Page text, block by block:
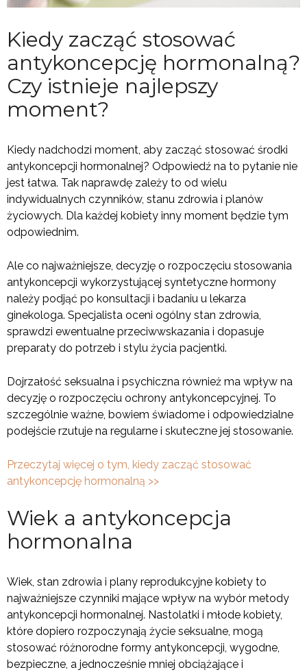
Kiedy zacząć stosować
antykoncepcję hormonalną?
Czy istnieje najlepszy
moment?
Kiedy nadchodzi moment, aby zacząć stosować środki
antykoncepcji hormonalnej? Odpowiedź na to pytanie nie
jest łatwa. Tak naprawdę zależy to od wielu
indywidualnych czynników, stanu zdrowia i planów
życiowych. Dla każdej kobiety inny moment będzie tym
odpowiednim.
Ale co najważniejsze, decyzję o rozpoczęciu stosowania
antykoncepcji wykorzystującej syntetyczne hormony
należy podjąć po konsultacji i badaniu u lekarza
ginekologa. Specjalista oceni ogólny stan zdrowia,
sprawdzi ewentualne przeciwwskazania i dopasuje
preparaty do potrzeb i stylu życia pacjentki.
Dojrzałość seksualna i psychiczna również ma wpływ na
decyzję o rozpoczęciu ochrony antykoncepcyjnej. To
szczególnie ważne, bowiem świadome i odpowiedzialne
podejście rzutuje na regularne i skuteczne jej stosowanie.
Przeczytaj więcej o tym, kiedy zacząć stosować
antykoncepcję hormonalną >>
Wiek a antykoncepcja
hormonalna
Wiek, stan zdrowia i plany reprodukcyjne kobiety to
najważniejsze czynniki mające wpływ na wybór metody
antykoncepcji hormonalnej. Nastolatki i młode kobiety,
które dopiero rozpoczynają życie seksualne, mogą
stosować różnorodne formy antykoncepcji, wygodne,
bezpieczne, a jednocześnie mniej obciążające i